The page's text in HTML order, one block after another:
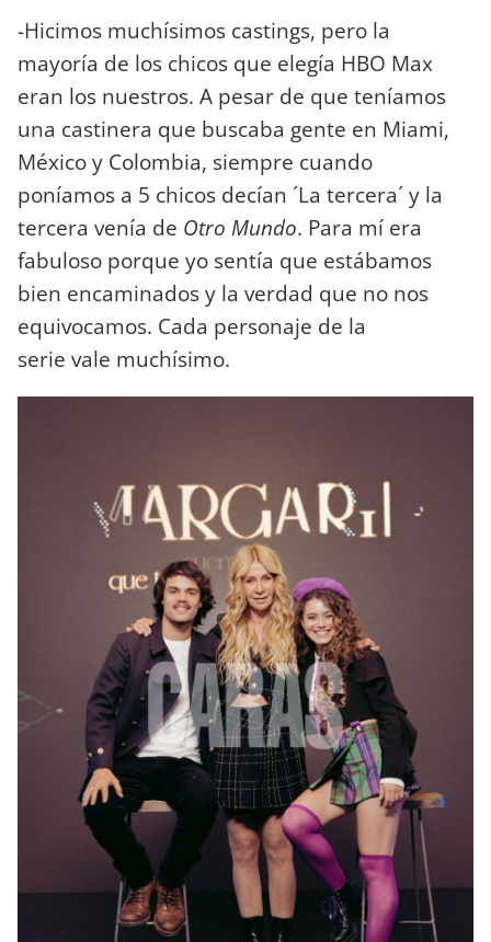
-Hicimos muchísimos castings, pero la
mayoría de los chicos que elegía HBO Max
eran los nuestros. A pesar de que teníamos
una castinera que buscaba gente en Miami,
México y Colombia, siempre cuando
poníamos a 5 chicos decían ´La tercera´ y la
tercera venía de Otro Mundo. Para mí era
fabuloso porque yo sentía que estábamos
bien encaminados y la verdad que no nos
equivocamos. Cada personaje de la
serie vale muchísimo.